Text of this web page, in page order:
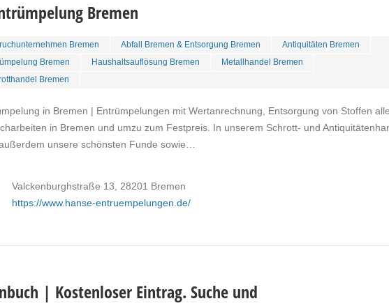
Bremen
Bremen Abfall Bremen & Entsorgung Bremen
Antiquitäten Bremen
Bremen
Haushaltsauflösung Bremen
Metallhandel Bremen
Bremen
in Bremen | Entrümpelungen mit Wertanrechnung, Entsorgung von Stoffen
in Bremen und umzu zum Festpreis. In unserem Schrott- und
unsere schönsten Funde sowie…
Valckenburghstraße 13, 28201 Bremen
https://www.hanse-entruempelungen.de/
| Kostenloser Eintrag. Suche und